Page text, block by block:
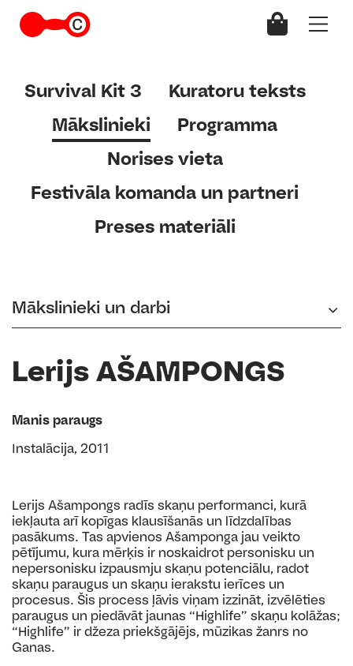
Survival Kit 3
Kuratoru teksts
Mākslinieki
Programma
Norises vieta
Festivāla komanda un partneri
Preses materiāli
Mākslinieki un darbi
Lerijs AŠAMPONGS
Manis paraugs
Instalācija, 2011
Lerijs Ašampongs radīs skaņu performanci, kurā
iekļauta arī kopīgas klausīšanās un līdzdalības
pasākums. Tas apvienos Ašamponga jau veikto
pētījumu, kura mērķis ir noskaidrot personisku un
nepersonisku izpausmju skaņu potenciālu, radot
skaņu paraugus un skaņu ierakstu ierīces un
procesus. Šis process ļāvis viņam izzināt, izvēlēties
paraugus un piedāvāt jaunas “Highlife” skaņu kolāžas;
“Highlife” ir džeza priekšgājējs, mūzikas žanrs no
Ganas.